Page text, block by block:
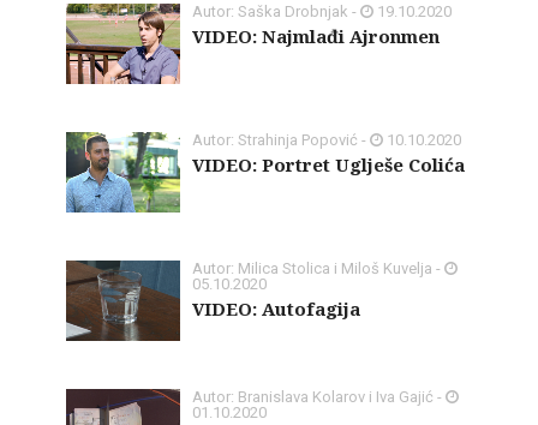
Autor: Saška Drobnjak - 19.10.2020
VIDEO: Najmlađi Ajronmen
Autor: Strahinja Popović - 10.10.2020
VIDEO: Portret Uglješe Colića
Autor: Milica Stolica i Miloš Kuvelja -
05.10.2020
VIDEO: Autofagija
Autor: Branislava Kolarov i Iva Gajić -
01.10.2020